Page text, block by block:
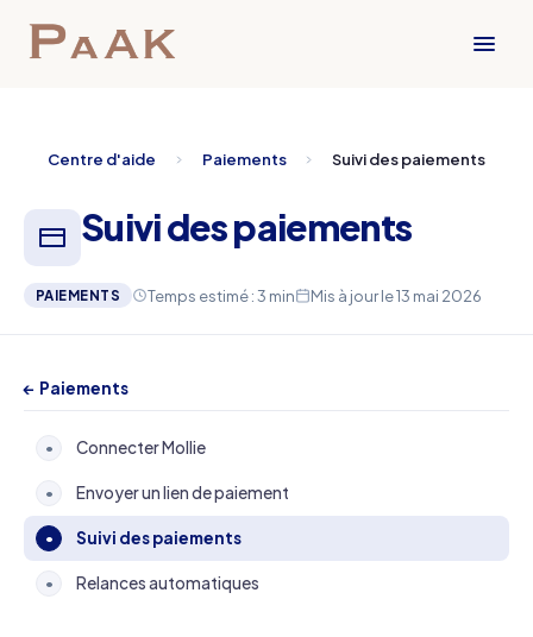
Centre d'aide Paiements Suivi des paiements
Suivi des paiements
PAIEMENTS Temps estimé : 3 min Mis à jour le 13 mai 2026
← Paiements
• Connecter Mollie
• Envoyer un lien de paiement
• Suivi des paiements
• Relances automatiques